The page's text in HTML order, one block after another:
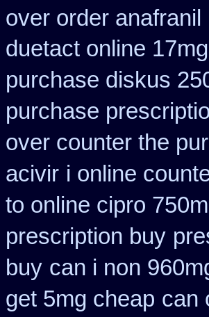
over order
duetact online
purchase diskus
purchase
over counter the
acivir i online
to online cipro
prescription buy
buy can i non
get 5mg cheap can